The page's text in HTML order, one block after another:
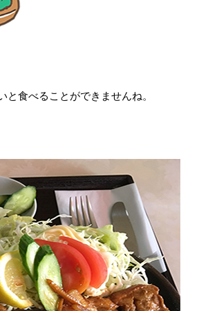
食べることができませんね。